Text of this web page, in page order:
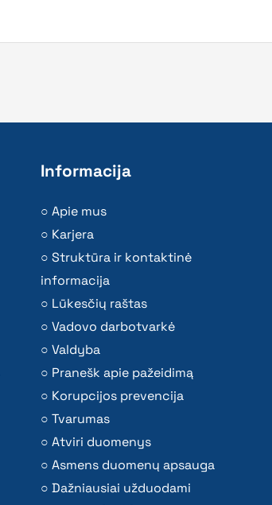
Informacija
Apie mus
Karjera
Struktūra ir kontaktinė
informacija
Lūkesčių raštas
Vadovo darbotvarkė
Valdyba
Pranešk apie pažeidimą
Korupcijos prevencija
Tvarumas
Atviri duomenys
Asmens duomenų apsauga
Dažniausiai užduodami